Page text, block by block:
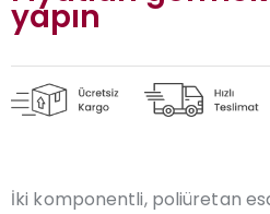
yapın
İki komponentli, poliüretan